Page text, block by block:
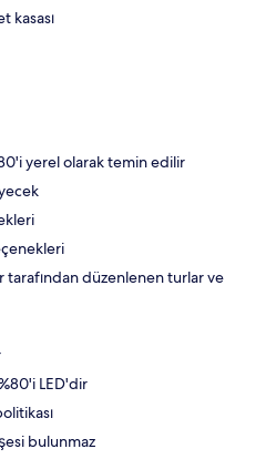
kasası
yerel olarak temin edilir
tarafından düzenlenen turlar ve
LED'dir
bulunmaz